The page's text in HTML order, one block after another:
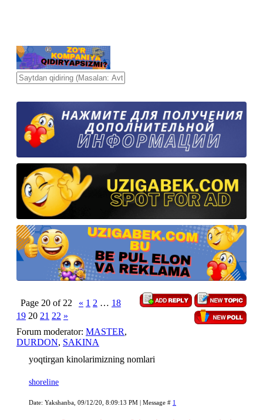
Page 20 of 22 « 1 2 … 18
19 20 21 22 »
Forum moderator: MASTER,
DURDON, SAKINA
yoqtirgan kinolarimizning nomlari
shoreline
Date: Yakshanba, 09/12/20, 8:09:13 PM | Message # 1